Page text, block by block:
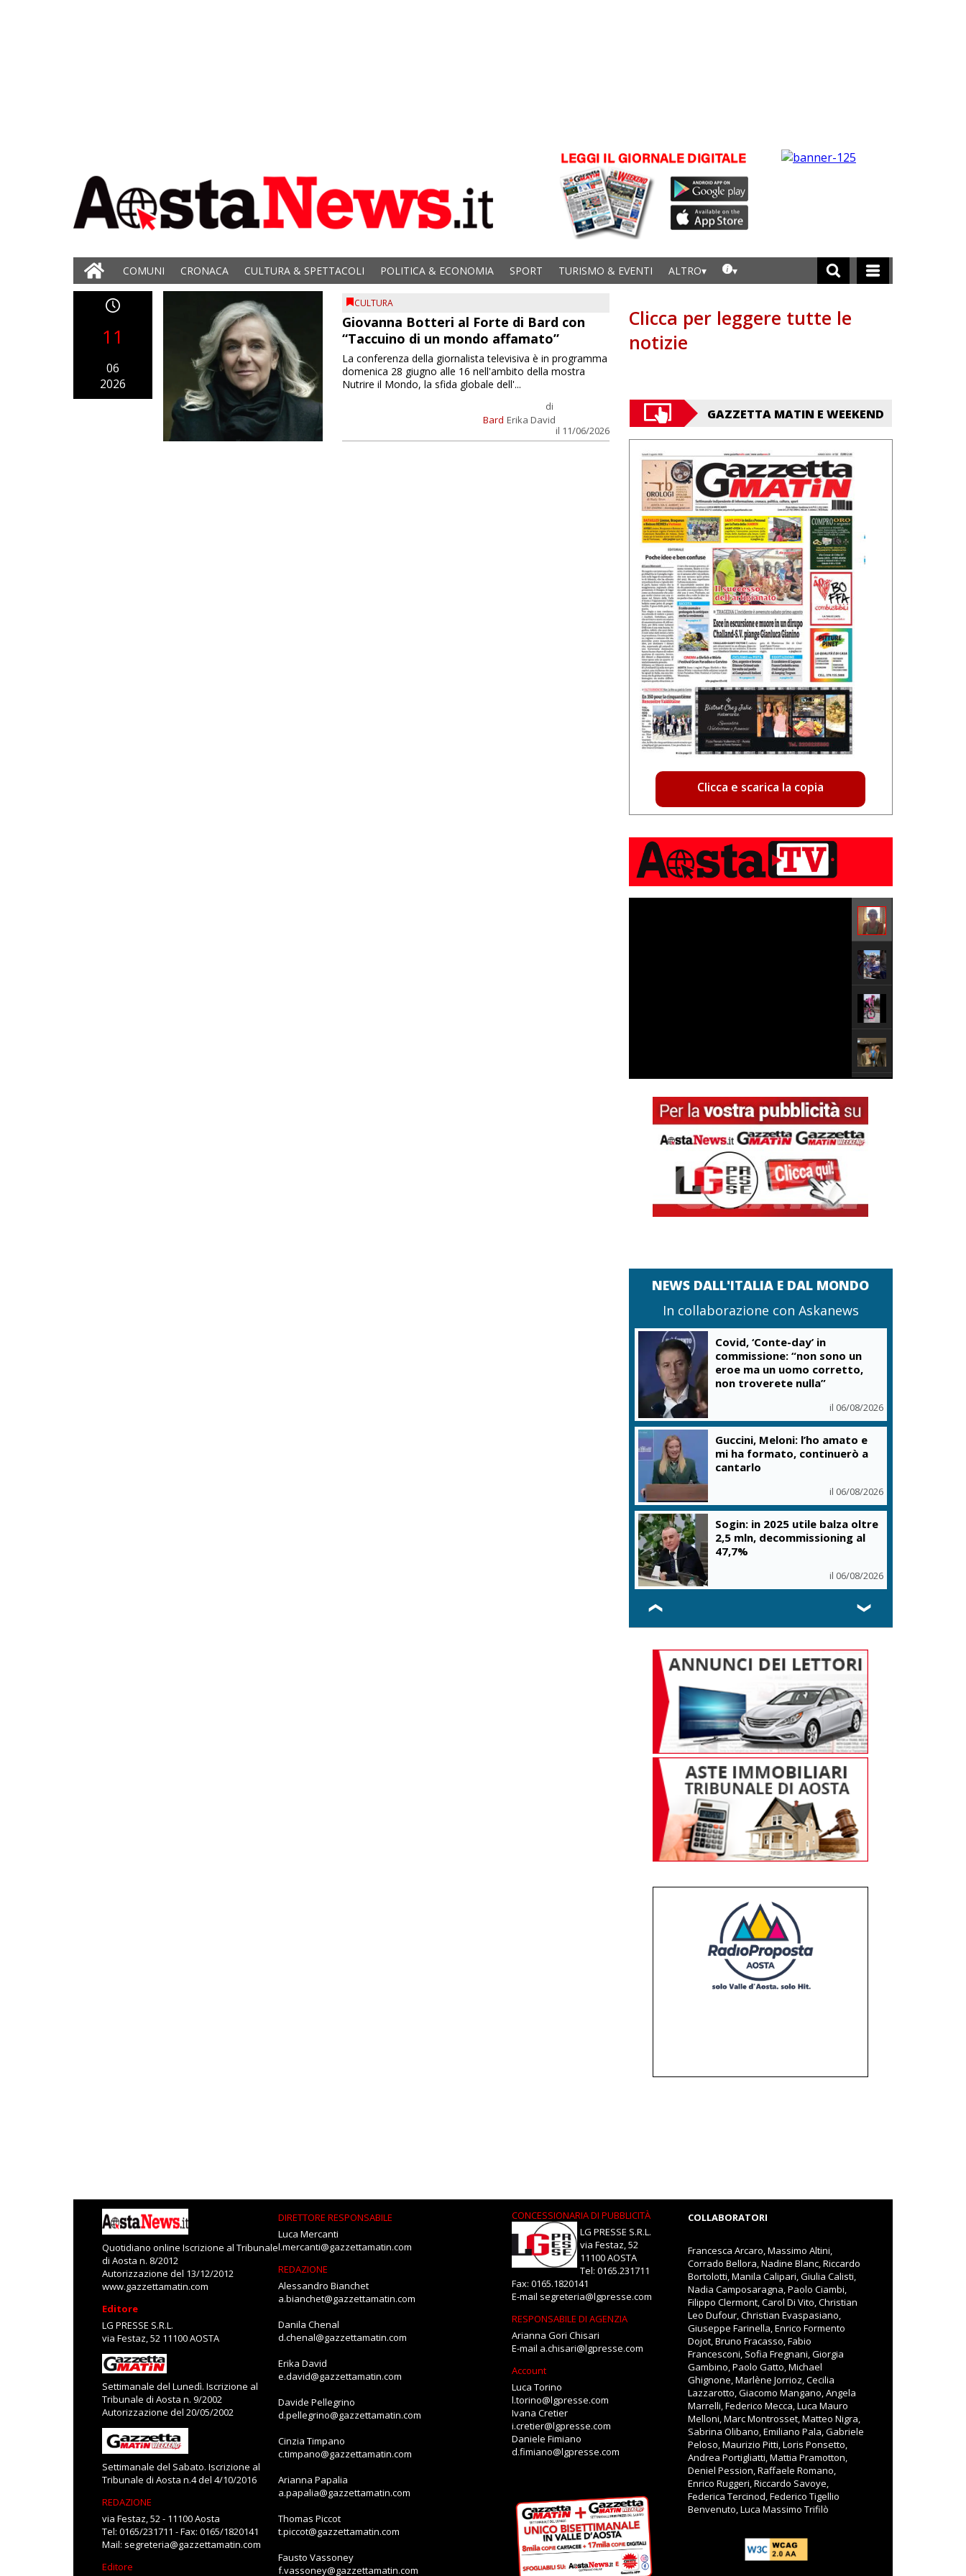
COMUNI CRONACA CULTURA & SPETTACOLI POLITICA & ECONOMIA SPORT TURISMO & EVENTI ALTRO
11
06
2026
CULTURA
Giovanna Botteri al Forte di Bard con
“Taccuino di un mondo affamato”
Bard
di
Erika David
il 11/06/2026
La conferenza della giornalista televisiva è in programma
domenica 28 giugno alle 16 nell'ambito della mostra
Nutrire il Mondo, la sfida globale dell'...
Clicca per leggere tutte le
notizie
GAZZETTA MATIN E WEEKEND
Clicca e scarica la copia
NEWS DALL'ITALIA E DAL MONDO
In collaborazione con Askanews
Covid, ‘Conte-day’ in
commissione: “non sono un
eroe ma un uomo corretto,
non troverete nulla”
il 06/08/2026
Guccini, Meloni: l’ho amato e
mi ha formato, continuerò a
cantarlo
il 06/08/2026
Sogin: in 2025 utile balza oltre
2,5 mln, decommissioning al
47,7%
il 06/08/2026
❮ ❯
Quotidiano online Iscrizione al Tribunale
di Aosta n. 8/2012
Autorizzazione del 13/12/2012
www.gazzettamatin.com
Editore
LG PRESSE S.R.L.
via Festaz, 52 11100 AOSTA
Settimanale del Lunedì. Iscrizione al
Tribunale di Aosta n. 9/2002
Autorizzazione del 20/05/2002
Settimanale del Sabato. Iscrizione al
Tribunale di Aosta n.4 del 4/10/2016
REDAZIONE
via Festaz, 52 - 11100 Aosta
Tel: 0165/231711 - Fax: 0165/1820141
Mail: segreteria@gazzettamatin.com
Editore
DIRETTORE RESPONSABILE
Luca Mercanti
l.mercanti@gazzettamatin.com
REDAZIONE
Alessandro Bianchet
a.bianchet@gazzettamatin.com
Danila Chenal
d.chenal@gazzettamatin.com
Erika David
e.david@gazzettamatin.com
Davide Pellegrino
d.pellegrino@gazzettamatin.com
Cinzia Timpano
c.timpano@gazzettamatin.com
Arianna Papalia
a.papalia@gazzettamatin.com
Thomas Piccot
t.piccot@gazzettamatin.com
Fausto Vassoney
f.vassoney@gazzettamatin.com
CONCESSIONARIA DI PUBBLICITÀ
LG PRESSE S.R.L.
via Festaz, 52
11100 AOSTA
Tel: 0165.231711
Fax: 0165.1820141
E-mail segreteria@lgpresse.com
RESPONSABILE DI AGENZIA
Arianna Gori Chisari
E-mail a.chisari@lgpresse.com
Account
Luca Torino
l.torino@lgpresse.com
Ivana Cretier
i.cretier@lgpresse.com
Daniele Fimiano
d.fimiano@lgpresse.com
COLLABORATORI
Francesca Arcaro, Massimo Altini,
Corrado Bellora, Nadine Blanc, Riccardo
Bortolotti, Manila Calipari, Giulia Calisti,
Nadia Camposaragna, Paolo Ciambi,
Filippo Clermont, Carol Di Vito, Christian
Leo Dufour, Christian Evaspasiano,
Giuseppe Farinella, Enrico Formento
Dojot, Bruno Fracasso, Fabio
Francesconi, Sofia Fregnani, Giorgia
Gambino, Paolo Gatto, Michael
Ghignone, Marlène Jorrioz, Cecilia
Lazzarotto, Giacomo Mangano, Angela
Marrelli, Federico Mecca, Luca Mauro
Melloni, Marc Montrosset, Matteo Nigra,
Sabrina Olibano, Emiliano Pala, Gabriele
Peloso, Maurizio Pitti, Loris Ponsetto,
Andrea Portigliatti, Mattia Pramotton,
Deniel Pession, Raffaele Romano,
Enrico Ruggeri, Riccardo Savoye,
Federica Tercinod, Federico Tigellio
Benvenuto, Luca Massimo Trifilò